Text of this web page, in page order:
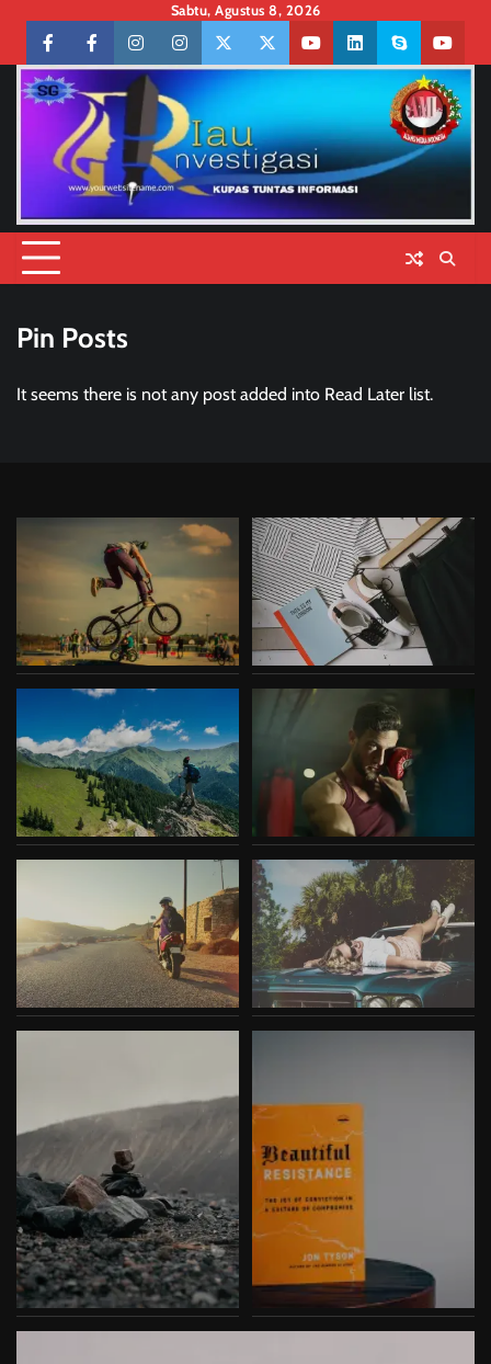
content
Sabtu, Agustus 8, 2026
FacebookfacebookInstagraminstagramTwittertwitterYoutubelinkedinskype
Pin Posts
It seems there is not any post added into Read Later list.